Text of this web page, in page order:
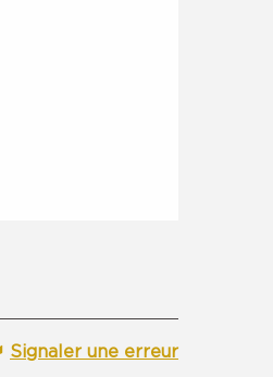
Signaler une erreur